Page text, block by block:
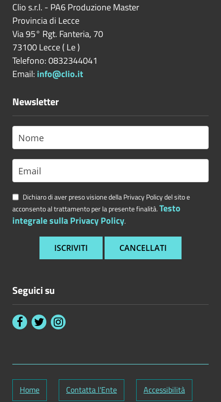
Clio s.r.l. - PA6 Produzione Master
Provincia di Lecce
Via 95° Rgt. Fanteria, 70
73100Lecce( Le)
Telefono: 0832344041
Email: info@clio.it
Newsletter
Dichiaro di aver preso visione della Privacy Policy del sito e
acconsento al trattamento per la presente finalità.Testo
integrale sulla Privacy Policy.
Seguici su
Home Contatta l'Ente Accessibilità